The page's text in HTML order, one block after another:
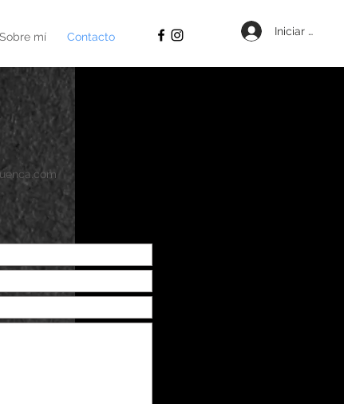
Sobre mí Contacto Iniciar sesión